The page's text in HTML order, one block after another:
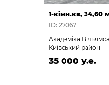
1-кімн.кв, 34,60
ID: 27067
Академіка
Київський район
35 000 у.е.